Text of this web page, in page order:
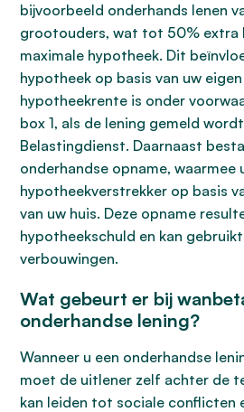
bijvoorbeeld onderhands lenen
grootouders, wat tot 50% extra
maximale hypotheek. Dit
hypotheek op basis van uw
hypotheekrente is onder
box 1, als de lening gemeld
Belastingdienst. Daarnaast
onderhandse opname, waarmee
hypotheekverstrekker op basis
van uw huis. Deze opname
hypotheekschuld en kan
verbouwingen.
Wat gebeurt er bij
onderhandse lening?
Wanneer u een onderhandse
moet de uitlener zelf achter de
kan leiden tot sociale conflicten